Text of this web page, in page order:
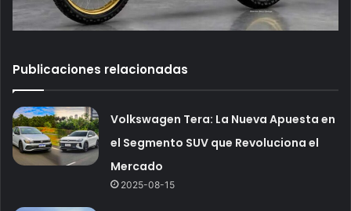
Publicaciones relacionadas
Volkswagen Tera: La Nueva Apuesta en
el Segmento SUV que Revoluciona el
Mercado
2025-08-15